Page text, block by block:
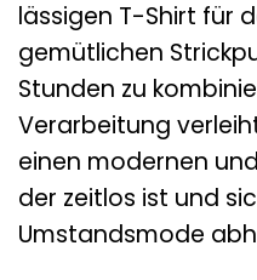
lässigen T-Shirt für
gemütlichen
Stunden zu
Verarbeitung
einen modernen
der zeitlos ist und
Umstandsmode